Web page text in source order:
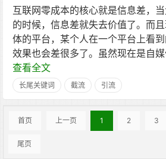
互联网零成本的核心就是信息差，
的时候，信息差就失去价值了。而
体的平台，某个人在一个平台上看
效果也会差很多了。虽然现在是自
查看全文
长尾关键词 截流 引流
首页 上一页 1 2 3
尾页